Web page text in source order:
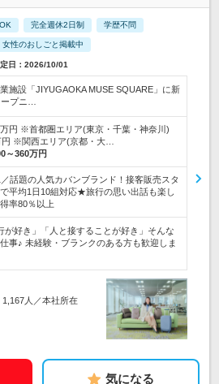
完全週休2日制 学歴不問
女性のおしごと掲載中
日：2026/10/01
施設「JIYUGAOKA MUSE SQUARE」に新
プニ…
円 ※首都圏エリア(東京・千葉・神奈川)
円 ※関西エリア(京都・大…
～360万円
話題の人気カバンブランド！接客販売スタ
平均1日10組対応★旅行の思い出話も楽し
率80％以上
が好き」「人と接することが好き」そんな
事♪ 未経験・ブランクのある方も歓迎しま
人／本社所在
気になる